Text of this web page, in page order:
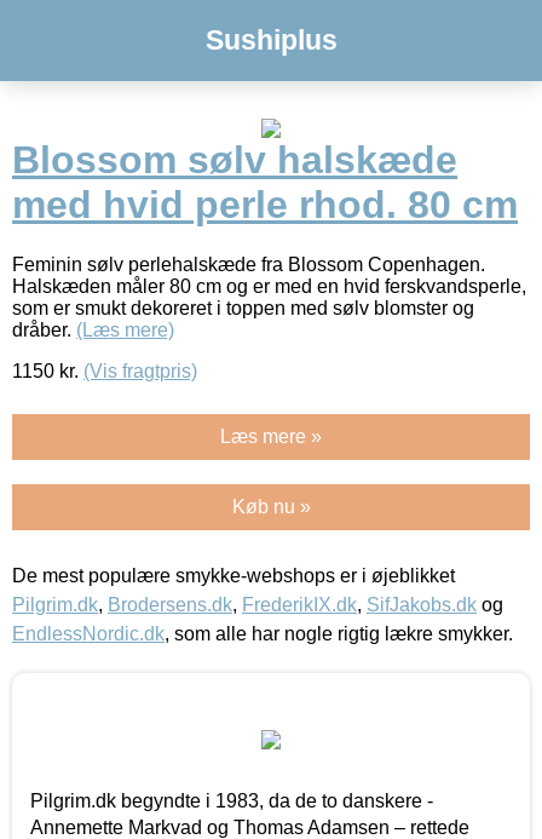
Sushiplus
Blossom sølv halskæde
med hvid perle rhod. 80 cm
Feminin sølv perlehalskæde fra Blossom Copenhagen.
Halskæden måler 80 cm og er med en hvid ferskvandsperle,
som er smukt dekoreret i toppen med sølv blomster og
dråber. (Læs mere)
1150 kr. (Vis fragtpris)
Læs mere »
Køb nu »
De mest populære smykke-webshops er i øjeblikket
Pilgrim.dk, Brodersens.dk, FrederikIX.dk, SifJakobs.dk og
EndlessNordic.dk, som alle har nogle rigtig lækre smykker.
Pilgrim.dk begyndte i 1983, da de to danskere -
Annemette Markvad og Thomas Adamsen – rettede